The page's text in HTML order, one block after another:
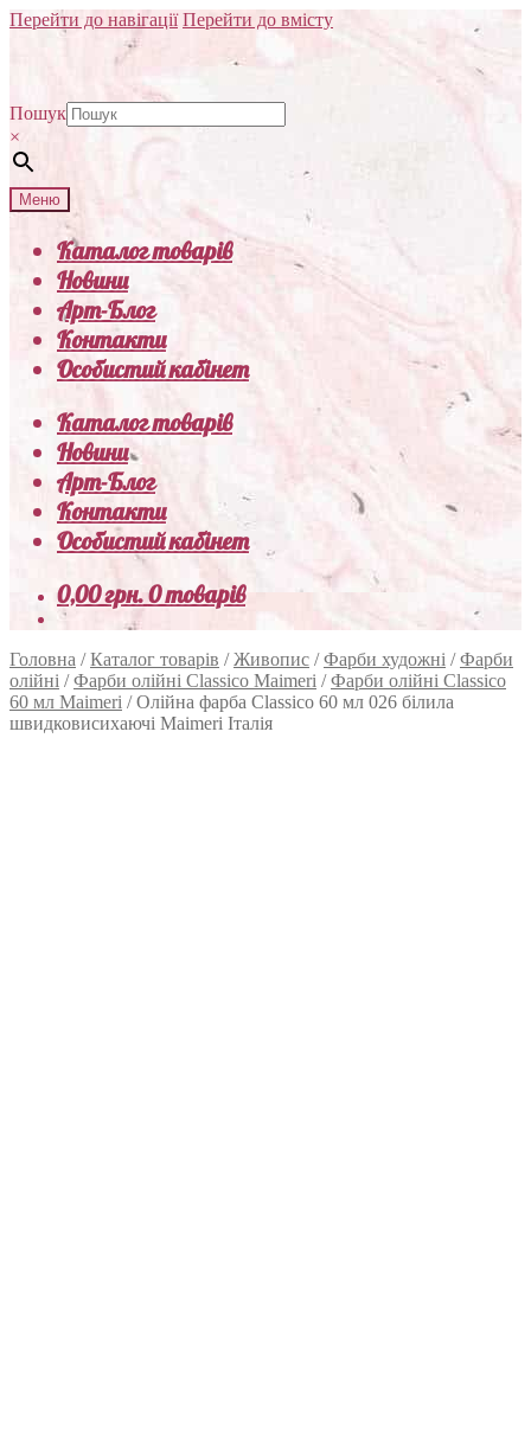
Перейти до навігації Перейти до вмісту
Пошук
×
Меню
Каталог товарів
Новини
Арт-Блог
Контакти
Особистий кабінет
Каталог товарів
Новини
Арт-Блог
Контакти
Особистий кабінет
0,00грн.0 товарів
Головна /Каталог товарів /Живопис /Фарби художні /Фарби
олійні /Фарби олійні Classico Maimeri /Фарби олійні Classico
60 мл Maimeri /Олійна фарба Classico 60 мл 026 білила
швидковисихаючі Maimeri Італія